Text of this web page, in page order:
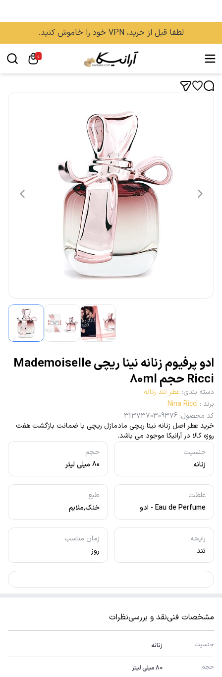
لطفا قبل از خرید، VPN خود را خاموش کنید.
0
ادو پرفیوم زنانه نینا ریچی Mademoiselle
Ricci حجم 80ml
جنسیت
زنانه
حجم
80 میلی لیتر
غلظت
Eau de Perfume - ادو
پرفیوم
طبع
خنک,ملایم
رایحه
تند
زمان مناسب
روز
دسته بندی: عطر تند زنانه
برند :
Nina Ricci
کد محصول:
3137370309376
خرید عطر اصل زنانه نینا ریچی مادمازل ریچی با ضمانت بازگشت هفت
روزه کالا در آرانیکا موجود می باشد.
مشخصات فنینقد و بررسینظرات
جنسیت زنانه
حجم 80 میلی لیتر